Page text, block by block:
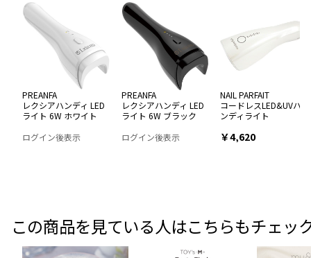
PREANFA
レクシアハンディ LED
ライト 6W ホワイト
ログイン後表示
PREANFA
レクシアハンディ LED
ライト 6W ブラック
ログイン後表示
NAIL PARFAIT
コードレスLED&UVハ
ンディライト
￥4,620
この商品を見ている人はこちらもチェッ